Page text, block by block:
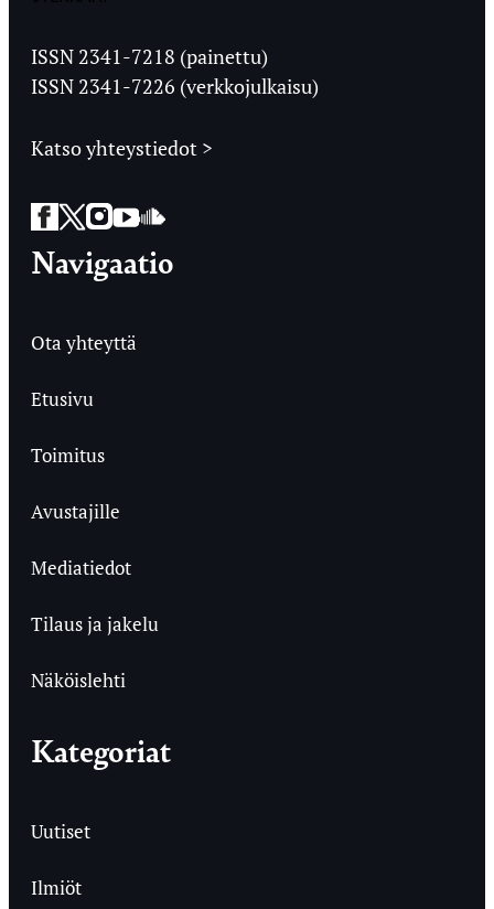
Ylioppilaslehti
ISSN 2341-7218 (painettu)
ISSN 2341-7226 (verkkojulkaisu)
Katso yhteystiedot >
Facebook
Twitter
Instagram
YouTube
SoundCloud
Navigaatio
Ota yhteyttä
Etusivu
Toimitus
Avustajille
Mediatiedot
Tilaus ja jakelu
Näköislehti
Kategoriat
Uutiset
Ilmiöt